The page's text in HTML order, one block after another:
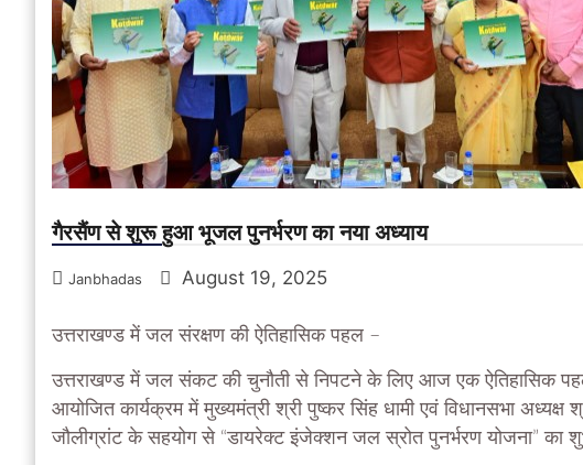
गैरसैंण से शुरू हुआ भूजल पुनर्भरण का नया अध्याय
Janbhadas August 19, 2025
उत्तराखण्ड में जल संरक्षण की ऐतिहासिक पहल –
उत्तराखण्ड में जल संकट की चुनौती से निपटने के लिए आज एक ऐतिहासिक
आयोजित कार्यक्रम में मुख्यमंत्री श्री पुष्कर सिंह धामी एवं विधानसभा अध्यक्ष
जौलीग्रांट के सहयोग से “डायरेक्ट इंजेक्शन जल स्रोत पुनर्भरण योजना” का